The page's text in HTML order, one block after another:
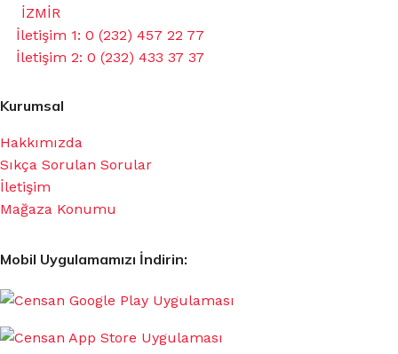
İZMİR
İletişim 1: 0 (232) 457 22 77
İletişim 2: 0 (232) 433 37 37
Kurumsal
Hakkımızda
Sıkça Sorulan Sorular
İletişim
Mağaza Konumu
Mobil Uygulamamızı İndirin: